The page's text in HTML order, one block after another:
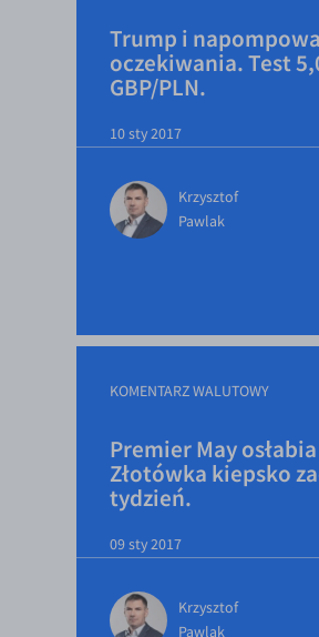
Trump i
oczekiwania. Test
GBP/PLN.
10 sty 2017
Krzysztof
Pawlak
KOMENTARZ WALUTOWY
Premier May
Złotówka kiepsko
tydzień.
09 sty 2017
Krzysztof
Pawlak